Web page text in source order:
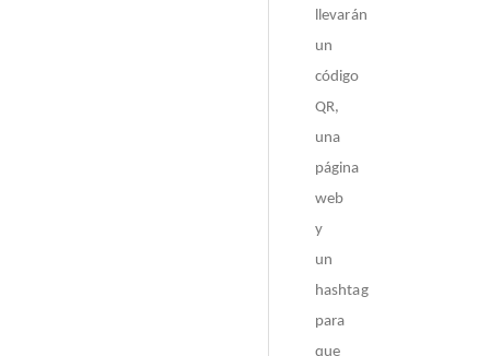
llevarán
un
código
QR,
una
página
web
y
un
hashtag
para
que